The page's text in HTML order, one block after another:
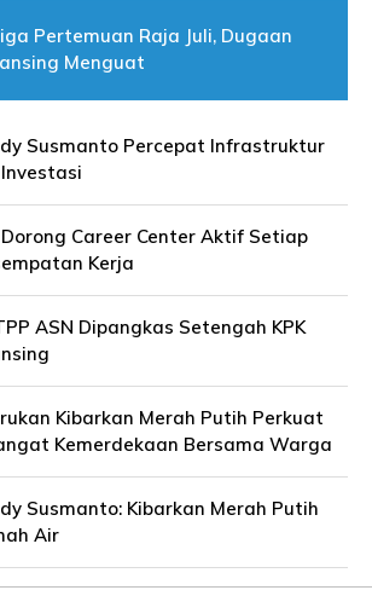
Pertemuan Raja Juli, Dugaan
Menguat
Susmanto Percepat Infrastruktur
Career Center Aktif Setiap
Kerja
ASN Dipangkas Setengah KPK
Kibarkan Merah Putih Perkuat
Kemerdekaan Bersama Warga
Susmanto: Kibarkan Merah Putih
Air